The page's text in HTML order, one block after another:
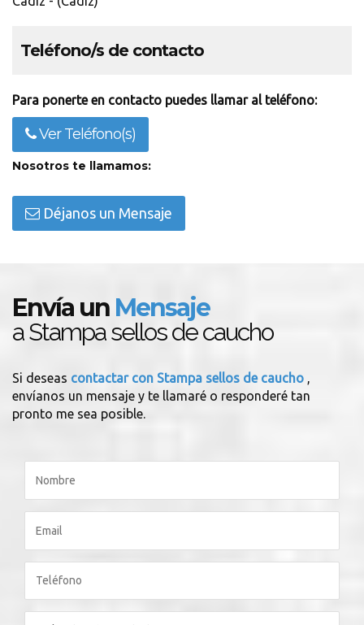
Teléfono/s de contacto
Para ponerte en contacto puedes llamar al teléfono:
Ver Teléfono(s)
Nosotros te llamamos:
Déjanos un Mensaje
Envía un Mensaje
a Stampa sellos de caucho
Si deseas contactar con Stampa sellos de caucho ,
envíanos un mensaje y te llamaré o responderé tan
pronto me sea posible.